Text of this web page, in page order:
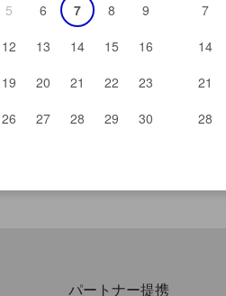
5 6 7 8
9
12 13 14 15
16
19 20 21 22
23
26 27 28 29
30
7
14
21
28
レスポやしおてん
パートナー提携